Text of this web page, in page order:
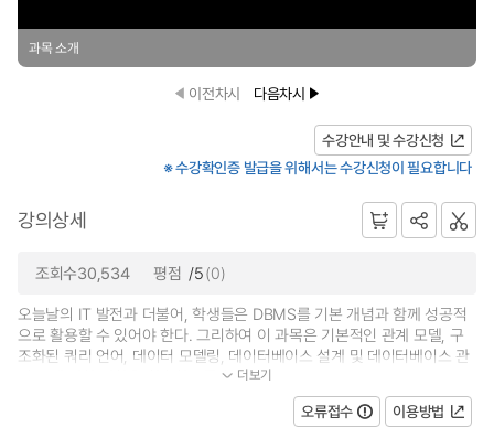
과목 소개
이전차시 다음차시
수강안내 및 수강신청
※ 수강확인증 발급을 위해서는 수강신청이 필요합니다
강의상세
조회수30,534 평점 /5(0)
오늘날의 IT 발전과 더불어, 학생들은 DBMS를 기본 개념과 함께 성공적
으로 활용할 수 있어야 한다. 그리하여 이 과목은 기본적인 관계 모델, 구
조화된 쿼리 언어, 데이터 모델링, 데이터베이스 설계 및 데이터베이스 관
리 등에 관한 사항을 학습하도록 한다...
더보기
오류접수 이용방법